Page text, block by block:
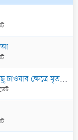
হিসাবে গ্রহণ করার হুকুম কি?